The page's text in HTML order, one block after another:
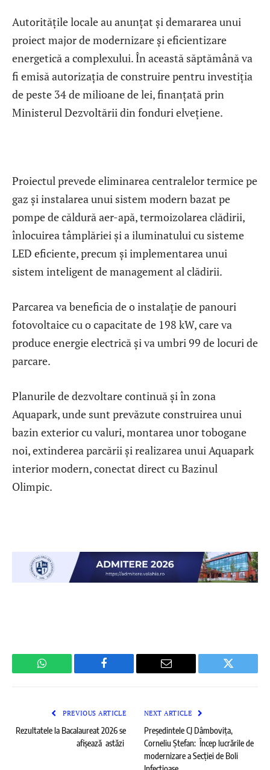
Autoritățile locale au anunțat și demararea unui
proiect major de modernizare și eficientizare
energetică a complexului. În această săptămână va
fi emisă autorizația de construire pentru investiția
de peste 34 de milioane de lei, finanțată prin
Ministerul Dezvoltării din fonduri elvețiene.
Proiectul prevede eliminarea centralelor termice pe
gaz și instalarea unui sistem modern bazat pe
pompe de căldură aer-apă, termoizolarea clădirii,
înlocuirea tâmplăriei și a iluminatului cu sisteme
LED eficiente, precum și implementarea unui
sistem inteligent de management al clădirii.
Parcarea va beneficia de o instalație de panouri
fotovoltaice cu o capacitate de 198 kW, care va
produce energie electrică și va umbri 99 de locuri de
parcare.
Planurile de dezvoltare continuă și în zona
Aquapark, unde sunt prevăzute construirea unui
bazin exterior cu valuri, montarea unor tobogane
noi, extinderea parcării și realizarea unui Aquapark
interior modern, conectat direct cu Bazinul
Olimpic.
WhatsApp Facebook Email Twitter
PREVIOUS ARTICLE
Rezultatele la Bacalaureat 2026 se
afișează astăzi
NEXT ARTICLE
Președintele CJ Dâmbovița,
Corneliu Ștefan: Încep lucrările de
modernizare a Secției de Boli